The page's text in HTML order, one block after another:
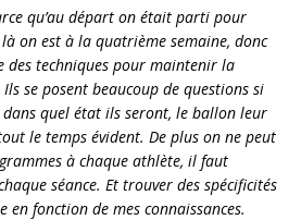
qu’au départ on était parti pour
on est à la quatrième semaine, donc
des techniques pour maintenir la
se posent beaucoup de questions si
quel état ils seront, le ballon leur
le temps évident. De plus on ne peut
à chaque athlète, il faut
séance. Et trouver des spécificités
en fonction de mes connaissances.